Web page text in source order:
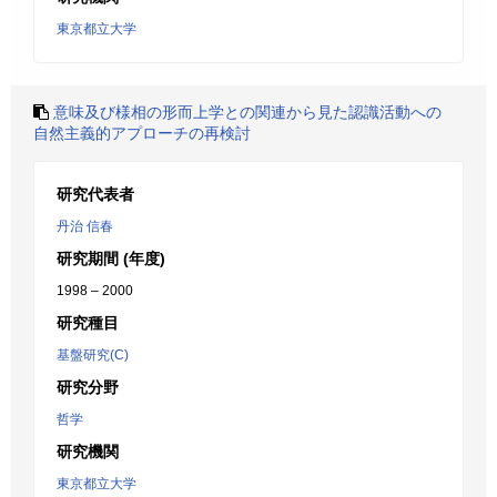
東京都立大学
意味及び様相の形而上学との関連から見た認識活動への
自然主義的アプローチの再検討
研究代表者
丹治 信春
研究期間 (年度)
1998 – 2000
研究種目
基盤研究(C)
研究分野
哲学
研究機関
東京都立大学